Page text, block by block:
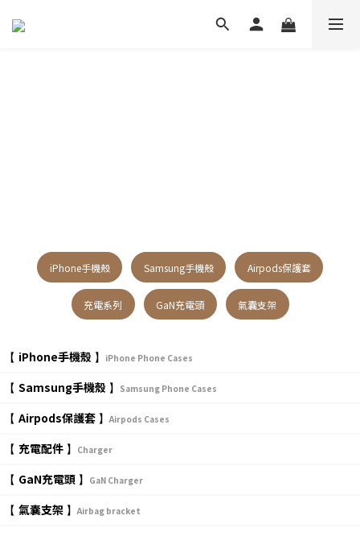
iPhone手機殼 Samsung手機殼 Airpods保護套
充電系列 GaN充電頭 氣囊支架
【 iPhone手機殼 】 iPhone Phone Cases
【 Samsung手機殼 】 Samsung Phone Cases
【 Airpods保護套 】Airpods Cases
【 充電配件 】 Charger
【 GaN充電頭 】 GaN Charger
【 氣囊支架 】Airbag bracket